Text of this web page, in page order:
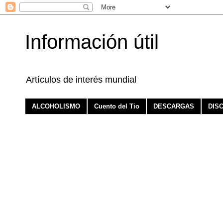
Información útil
Artículos de interés mundial
ALCOHOLISMO Cuento del Tio DESCARGAS